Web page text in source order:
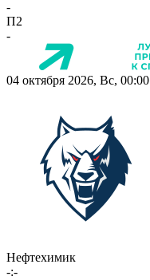
-
П2
-
04 октября 2026, Вс, 00:00
Нефтехимик
-:-